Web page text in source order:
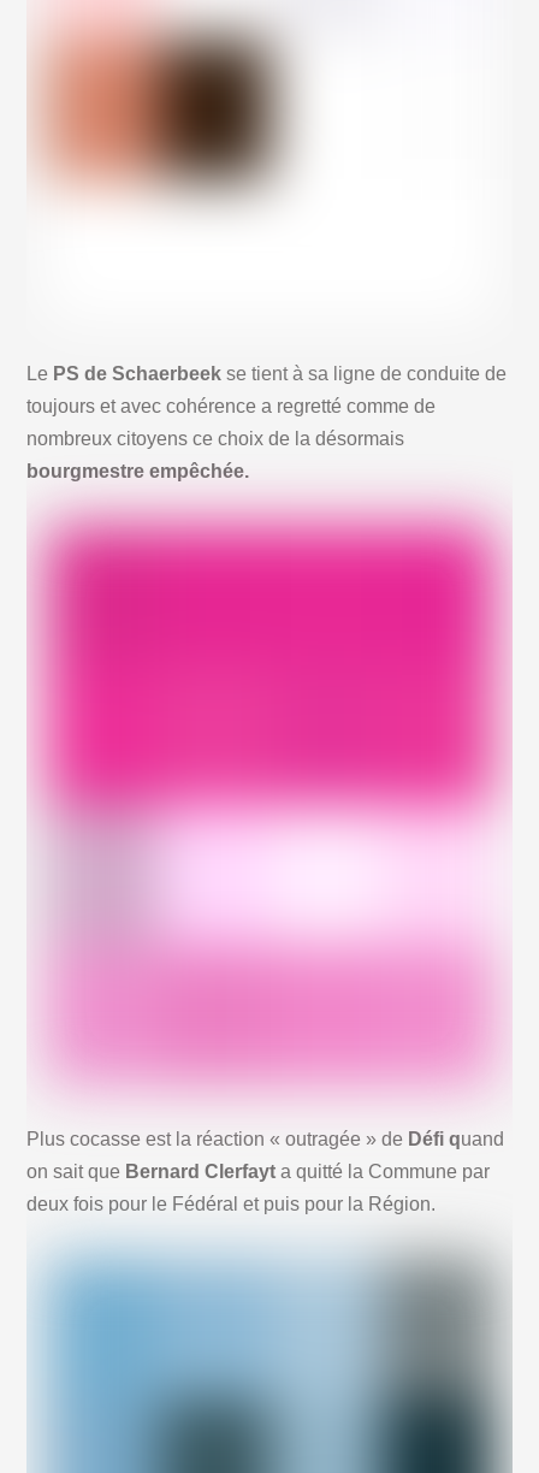
Le PS de Schaerbeek se tient à sa ligne de conduite de
toujours et avec cohérence a regretté comme de
nombreux citoyens ce choix de la désormais
bourgmestre empêchée.
Plus cocasse est la réaction « outragée » de Défi quand
on sait que Bernard Clerfayt a quitté la Commune par
deux fois pour le Fédéral et puis pour la Région.